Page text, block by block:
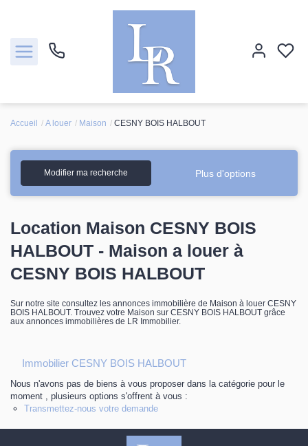
Locations
Biens vendus
Notre agence
Contact
Accueil A louer Maison CESNY BOIS HALBOUT
Modifier ma recherche Plus d'options
Location Maison CESNY BOIS
HALBOUT - Maison a louer à
CESNY BOIS HALBOUT
Sur notre site consultez les annonces immobilière de Maison à louer CESNY
BOIS HALBOUT. Trouvez votre Maison sur CESNY BOIS HALBOUT grâce
aux annonces immobilières de LR Immobilier.
Immobilier CESNY BOIS HALBOUT
Nous n'avons pas de biens à vous proposer dans la catégorie pour le
moment , plusieurs options s'offrent à vous :
Transmettez-nous votre demande